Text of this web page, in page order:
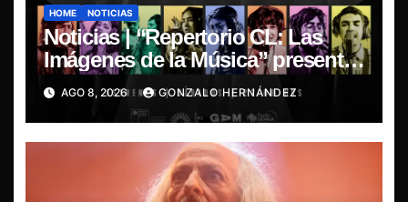
HOME NOTICIAS
Noticias | “Repertorio CL: Las
Imágenes de la Música” presenta
la esencia del nuevo sonido
nacional
AGO 8, 2026 GONZALO HERNÁNDEZ